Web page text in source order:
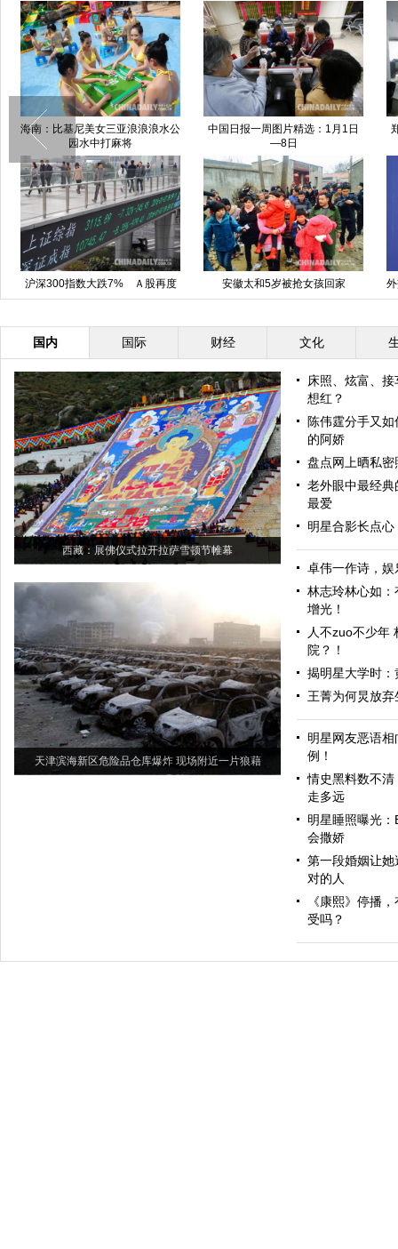
海南：比基尼美女三亚浪浪浪水公
园水中打麻将
中国日报一周图片精选：1月1日
—8日
沪深300指数大跌7% Ａ股再度
提前收盘
安徽太和5岁被抢女孩回家
国内 国际 财经 文化
西藏：展佛仪式拉开拉萨雪顿节帷幕
天津滨海新区危险品仓库爆炸 现场附近一片狼藉
床照、炫富、
想红？
陈伟霆分手又
的阿娇
盘点网上晒私
老外眼中最经
最爱
明星合影长点
卓伟一作诗，
林志玲林心如
增光！
人不zuo不少年
院？！
揭明星大学时
王菁为何炅放
明星网友恶语
例！
情史黑料数不
走多远
明星睡照曝光
会撒娇
第一段婚姻让
对的人
《康熙》停播
受吗？